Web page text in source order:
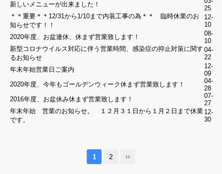
LINE
ゲ
ト
注
文
会
新しいメニューが出来ました！
25
＊＊重要＊＊12/31から1/10まで内装工事の為＊＊ 臨時休業のお
知らせです！！
12-
10
2020年度、お盆連休、休まず営業致します！
08-
10
新型コロナウイルス対応に伴う営業時間、感染症の抑止対策に関す
るお知らせ
04-
22
年末年始営業日ご案内
12-
09
2020年度、今年もゴールデンウィーク休まず営業致します！
04-
28
2016年度、お盆休み休まず営業致します！
07-
27
年末年始 営業のお知らせ。 １２月３１日から１月２日まで休業
です。
12-
30
1 2